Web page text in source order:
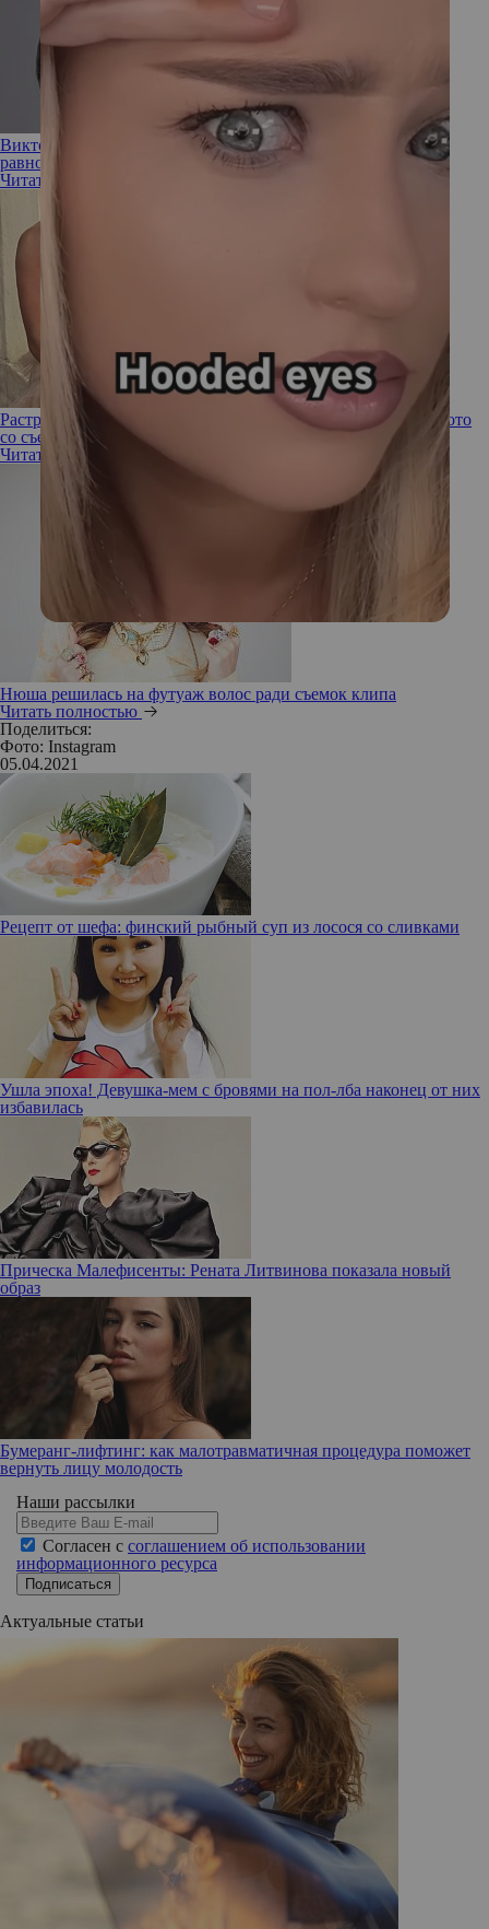
Виктория Дайнеко показала честное фото без макияжа (все
равно красива)
Читать полностью
Растрепанная невеста: Дженнифер Лопес показала новые фото
со съемок романтической комедии
Читать полностью
Нюша решилась на футуаж волос ради съемок клипа
Читать полностью
Поделиться:
Фото: Instagram
05.04.2021
Рецепт от шефа: финский рыбный суп из лосося со сливками
Ушла эпоха! Девушка-мем с бровями на пол-лба наконец от них
избавилась
Прическа Малефисенты: Рената Литвинова показала новый
образ
Бумеранг-лифтинг: как малотравматичная процедура поможет
вернуть лицу молодость
Наши рассылки
Согласен с соглашением об использовании
информационного ресурса
Подписаться
Актуальные статьи